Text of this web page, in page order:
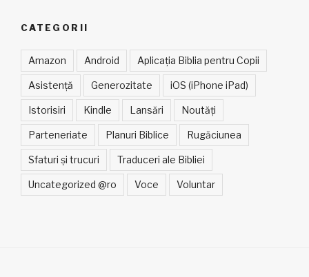
CATEGORII
Amazon Android Aplicația Biblia pentru Copii
Asistență Generozitate iOS (iPhone iPad)
Istorisiri Kindle Lansări Noutăți
Parteneriate Planuri Biblice Rugăciunea
Sfaturi și trucuri Traduceri ale Bibliei
Uncategorized @ro Voce Voluntar